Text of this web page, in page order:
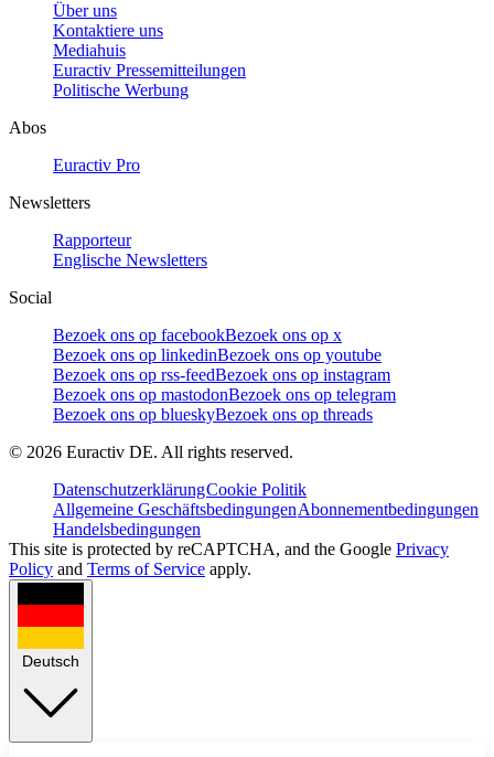
Über uns
Kontaktiere uns
Mediahuis
Euractiv Pressemitteilungen
Politische Werbung
Abos
Euractiv Pro
Newsletters
Rapporteur
Englische Newsletters
Social
Bezoek ons op facebookBezoek ons op x
Bezoek ons op linkedinBezoek ons op youtube
Bezoek ons op rss-feedBezoek ons op instagram
Bezoek ons op mastodonBezoek ons op telegram
Bezoek ons op blueskyBezoek ons op threads
© 2026 Euractiv DE. All rights reserved.
DatenschutzerklärungCookie Politik
Allgemeine GeschäftsbedingungenAbonnementbedingungen
Handelsbedingungen
This site is protected by reCAPTCHA, and the Google Privacy
Policy and Terms of Service apply.
Deutsch